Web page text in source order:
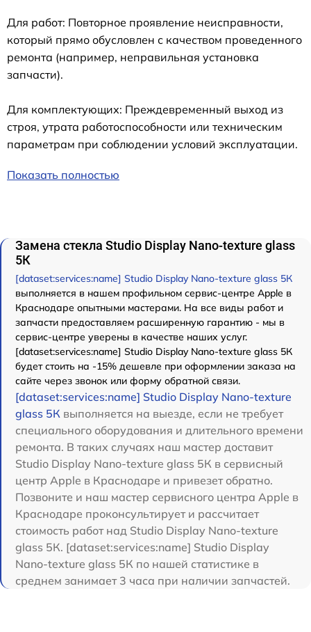
Для работ: Повторное проявление неисправности,
который прямо обусловлен с качеством проведенного
ремонта (например, неправильная установка
запчасти).
Для комплектующих: Преждевременный выход из
строя, утрата работоспособности или техническим
параметрам при соблюдении условий эксплуатации.
Показать полностью
Замена стекла Studio Display Nano-texture glass
5К
[dataset:services:name] Studio Display Nano-texture glass 5К
выполняется в нашем профильном сервис-центре Apple в
Краснодаре опытными мастерами. На все виды работ и
запчасти предоставляем расширенную гарантию - мы в
сервис-центре уверены в качестве наших услуг.
[dataset:services:name] Studio Display Nano-texture glass 5К
будет стоить на -15% дешевле при оформлении заказа на
сайте через звонок или форму обратной связи.
[dataset:services:name] Studio Display Nano-texture
glass 5К выполняется на выезде, если не требует
специального оборудования и длительного времени
ремонта. В таких случаях наш мастер доставит
Studio Display Nano-texture glass 5К в сервисный
центр Apple в Краснодаре и привезет обратно.
Позвоните и наш мастер сервисного центра Apple в
Краснодаре проконсультирует и рассчитает
стоимость работ над Studio Display Nano-texture
glass 5К. [dataset:services:name] Studio Display
Nano-texture glass 5К по нашей статистике в
среднем занимает 3 часа при наличии запчастей.